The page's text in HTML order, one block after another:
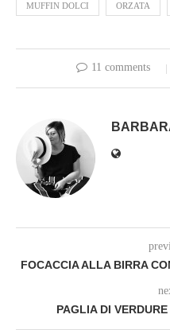
MUFFIN DOLCI ORZATA
11 comments
FOCACCIA ALLA BIRRA
PAGLIA DI